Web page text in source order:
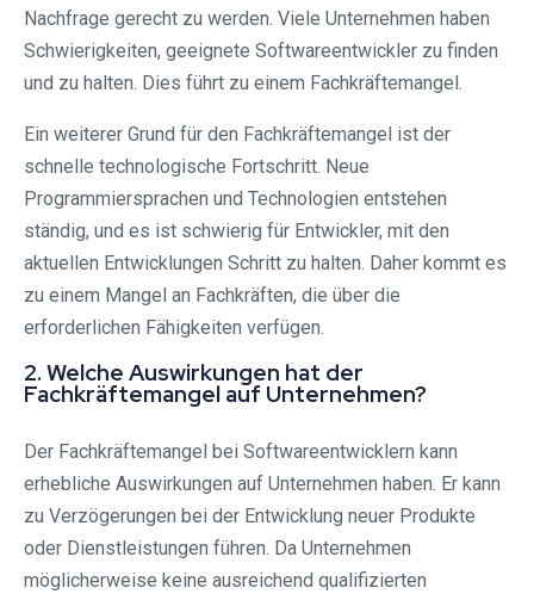
Nachfrage gerecht zu werden. Viele Unternehmen haben
Schwierigkeiten, geeignete Softwareentwickler zu finden
und zu halten. Dies führt zu einem Fachkräftemangel.
Ein weiterer Grund für den Fachkräftemangel ist der
schnelle technologische Fortschritt. Neue
Programmiersprachen und Technologien entstehen
ständig, und es ist schwierig für Entwickler, mit den
aktuellen Entwicklungen Schritt zu halten. Daher kommt es
zu einem Mangel an Fachkräften, die über die
erforderlichen Fähigkeiten verfügen.
2. Welche Auswirkungen hat der
Fachkräftemangel auf Unternehmen?
Der Fachkräftemangel bei Softwareentwicklern kann
erhebliche Auswirkungen auf Unternehmen haben. Er kann
zu Verzögerungen bei der Entwicklung neuer Produkte
oder Dienstleistungen führen. Da Unternehmen
möglicherweise keine ausreichend qualifizierten